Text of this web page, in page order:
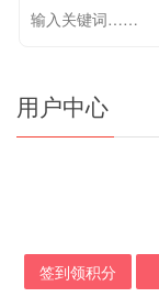
用户中心
签到领积分